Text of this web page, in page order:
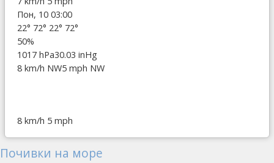
Пон, 10 03:00
22° 72° 22° 72°
50%
1017 hPa30.03 inHg
8 km/h NW5 mph NW
8 km/h 5 mph
Почивки на море